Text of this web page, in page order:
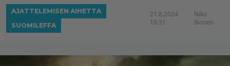
AJATTELEMISEN AIHETTA
SUOMILEFFA
21.8.2024
18:31
Niko
Ikonen